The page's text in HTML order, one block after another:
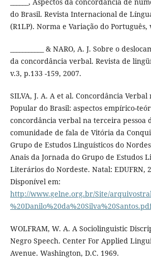
do Brasil. Revista Internacional de
(R1LP). Norma e Variação do Português,
___________ & NARO, A. J. Sobre o
da concordância verbal. Revista de
v.3, p.133 -159, 2007.
SILVA, J. A. A et al. Concordância Verbal
Popular do Brasil: aspectos empírico-
concordância verbal na terceira pessoa
comunidade de fala de Vitória da
Grupo de Estudos Linguísticos do
Anais da Jornada do Grupo de Estudos
Literários do Nordeste. Natal: EDUFRN,
Disponível em:
http://www.gelne.org.br/Site/
WOLFRAM, W. A. A Sociolinguistic
Negro Speech. Center For Applied
Avenue. Washington, D.C. 1969.